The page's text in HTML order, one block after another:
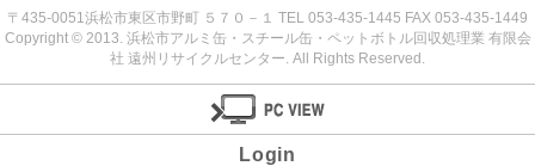
〒435-0051浜松市東区市野町 ５７０－１ TEL 053-435-1445 FAX 053-435-1449
Copyright © 2013. 浜松市アルミ缶・スチール缶・ペットボトル回収処理業 有限会
社 遠州リサイクルセンター. All Rights Reserved.
Login